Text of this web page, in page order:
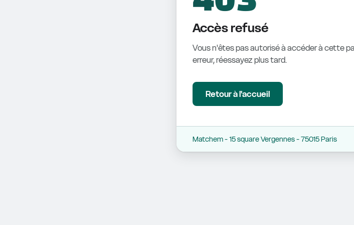
Accès refusé
Vous n'êtes pas autorisé à accéder à cette
erreur, réessayez plus tard.
Retour à l'accueil
Matchem - 15 square Vergennes - 75015 Paris